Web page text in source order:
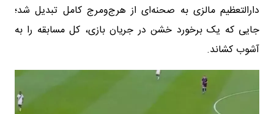
دارالتعظیم مالزی به صحنه‌ای از هرج‌ومرج کامل تبدیل شد؛
جایی که یک برخورد خشن در جریان بازی، کل مسابقه را به
آشوب کشاند.